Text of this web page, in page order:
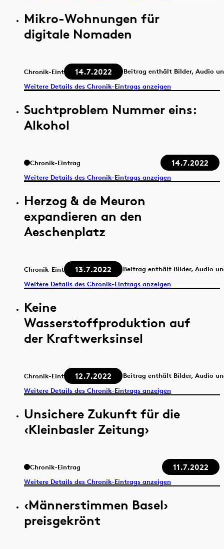
Mikro-Wohnungen für
digitale Nomaden
Chronik-Eintrag 14.7.2022
Beitrag enthält Bilder, Audio
Weitere Details des Chronik-Eintrags anzeigen
Suchtproblem Nummer eins:
Alkohol
Chronik-Eintrag 14.7.2022
Weitere Details des Chronik-Eintrags anzeigen
Herzog & de Meuron
expandieren an den
Aeschenplatz
Chronik-Eintrag 13.7.2022
Beitrag enthält Bilder, Audio
Weitere Details des Chronik-Eintrags anzeigen
Keine
Wasserstoffproduktion auf
der Kraftwerksinsel
Chronik-Eintrag 12.7.2022
Beitrag enthält Bilder, Audio
Weitere Details des Chronik-Eintrags anzeigen
Unsichere Zukunft für die
‹Kleinbasler Zeitung›
Chronik-Eintrag 11.7.2022
Weitere Details des Chronik-Eintrags anzeigen
‹Männerstimmen Basel›
preisgekrönt